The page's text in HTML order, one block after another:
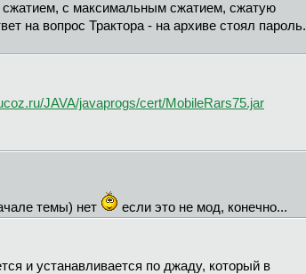
сжатием, с максимальным сжатием, сжатую
на вопрос Трактора - на архиве стоял пароль.
JAVA/javaprogs/cert/MobileRars75.jar
темы) нет
если это не мод, конечно...
и устанавливается по джаду, который в